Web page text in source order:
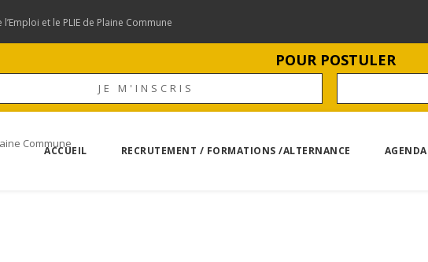
et le PLIE de Plaine Commune
POUR POSTULER
JE M'INSCRIS
ACCUEIL RECRUTEMENT / FORMATIONS /ALTERNANCE AGENDA